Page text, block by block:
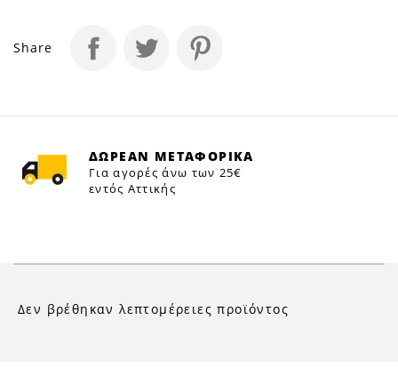
Share
ΔΩΡΕΑΝ ΜΕΤΑΦΟΡΙΚΑ
Για αγορές άνω των 25€
εντός Αττικής
Δεν βρέθηκαν λεπτομέρειες προϊόντος